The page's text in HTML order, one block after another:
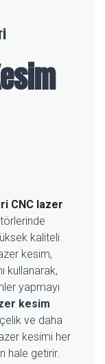
CNC lazer
kaliteli
kesim,
kullanarak,
yapmayı
kesim
ve daha
kesimi her
hale getirir.